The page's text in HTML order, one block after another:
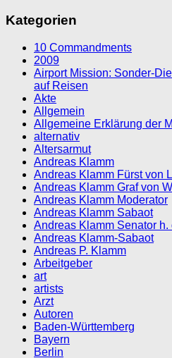
Kategorien
10 Commandments
2009
Airport Mission: Sonder-
auf Reisen
Akte
Allgemein
Allgemeine Erklärung der
alternativ
Altersarmut
Andreas Klamm
Andreas Klamm Fürst von
Andreas Klamm Graf von
Andreas Klamm Moderator
Andreas Klamm Sabaot
Andreas Klamm Senator
Andreas Klamm-Sabaot
Andreas P. Klamm
Arbeitgeber
art
artists
Arzt
Autoren
Baden-Württemberg
Bayern
Berlin